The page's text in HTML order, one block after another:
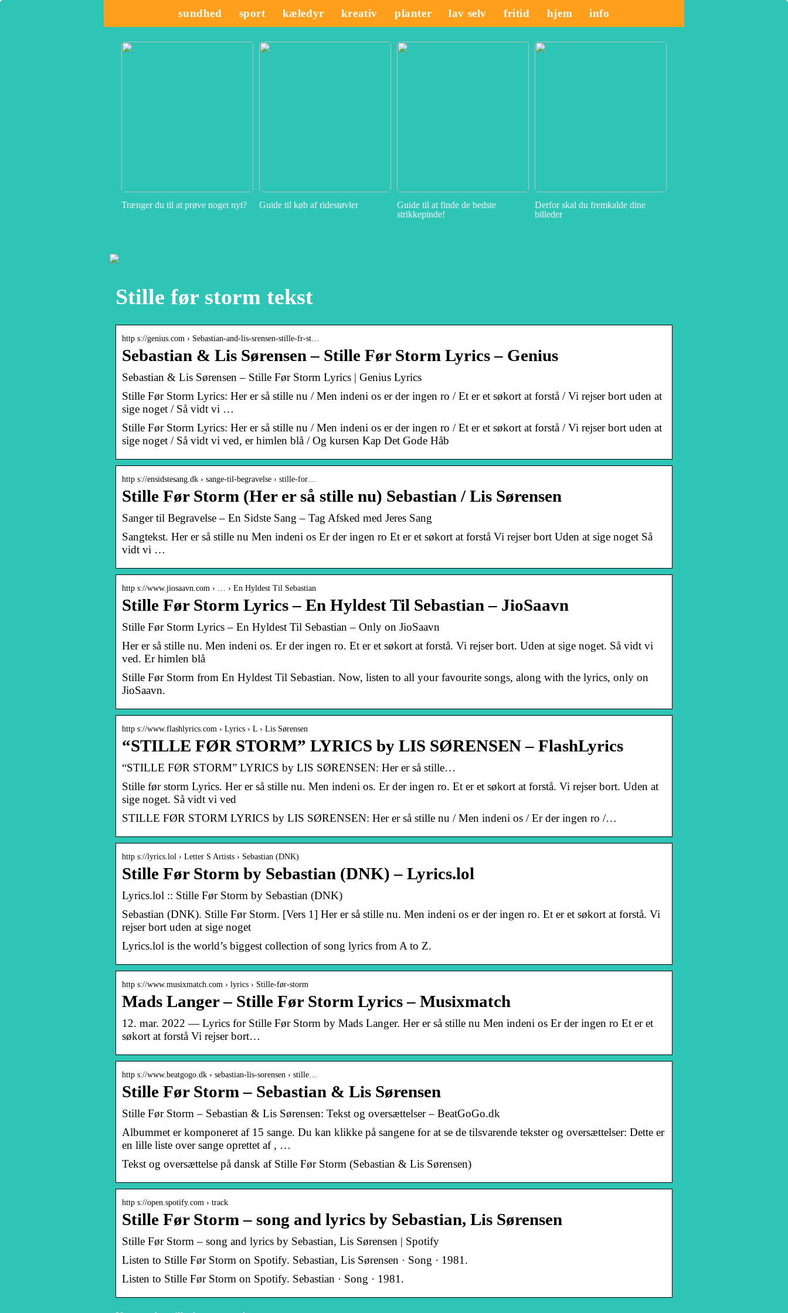
sundhed sport kæledyr kreativ planter lav selv fritid hjem info
Trænger du til at prøve noget nyt? Guide til køb af ridestøvler
Guide til at finde de bedste
strikkepinde!
Derfor skal du fremkalde dine
billeder
Stille før storm tekst
http s://genius.com › Sebastian-and-lis-srensen-stille-fr-st…
Sebastian & Lis Sørensen – Stille Før Storm Lyrics – Genius
Sebastian & Lis Sørensen – Stille Før Storm Lyrics | Genius Lyrics
Stille Før Storm Lyrics: Her er så stille nu / Men indeni os er der ingen ro / Et er et søkort at forstå / Vi rejser bort uden at
sige noget / Så vidt vi …
Stille Før Storm Lyrics: Her er så stille nu / Men indeni os er der ingen ro / Et er et søkort at forstå / Vi rejser bort uden at
sige noget / Så vidt vi ved, er himlen blå / Og kursen Kap Det Gode Håb
http s://ensidstesang.dk › sange-til-begravelse › stille-for…
Stille Før Storm (Her er så stille nu) Sebastian / Lis Sørensen
Sanger til Begravelse – En Sidste Sang – Tag Afsked med Jeres Sang
Sangtekst. Her er så stille nu Men indeni os Er der ingen ro Et er et søkort at forstå Vi rejser bort Uden at sige noget Så
vidt vi …
http s://www.jiosaavn.com › … › En Hyldest Til Sebastian
Stille Før Storm Lyrics – En Hyldest Til Sebastian – JioSaavn
Stille Før Storm Lyrics – En Hyldest Til Sebastian – Only on JioSaavn
Her er så stille nu. Men indeni os. Er der ingen ro. Et er et søkort at forstå. Vi rejser bort. Uden at sige noget. Så vidt vi
ved. Er himlen blå
Stille Før Storm from En Hyldest Til Sebastian. Now, listen to all your favourite songs, along with the lyrics, only on
JioSaavn.
http s://www.flashlyrics.com › Lyrics › L › Lis Sørensen
“STILLE FØR STORM” LYRICS by LIS SØRENSEN – FlashLyrics
“STILLE FØR STORM” LYRICS by LIS SØRENSEN: Her er så stille…
Stille før storm Lyrics. Her er så stille nu. Men indeni os. Er der ingen ro. Et er et søkort at forstå. Vi rejser bort. Uden at
sige noget. Så vidt vi ved
STILLE FØR STORM LYRICS by LIS SØRENSEN: Her er så stille nu / Men indeni os / Er der ingen ro /…
http s://lyrics.lol › Letter S Artists › Sebastian (DNK)
Stille Før Storm by Sebastian (DNK) – Lyrics.lol
Lyrics.lol :: Stille Før Storm by Sebastian (DNK)
Sebastian (DNK). Stille Før Storm. [Vers 1] Her er så stille nu. Men indeni os er der ingen ro. Et er et søkort at forstå. Vi
rejser bort uden at sige noget
Lyrics.lol is the world’s biggest collection of song lyrics from A to Z.
http s://www.musixmatch.com › lyrics › Stille-før-storm
Mads Langer – Stille Før Storm Lyrics – Musixmatch
12. mar. 2022 — Lyrics for Stille Før Storm by Mads Langer. Her er så stille nu Men indeni os Er der ingen ro Et er et
søkort at forstå Vi rejser bort…
http s://www.beatgogo.dk › sebastian-lis-sorensen › stille…
Stille Før Storm – Sebastian & Lis Sørensen
Stille Før Storm – Sebastian & Lis Sørensen: Tekst og oversættelser – BeatGoGo.dk
Albummet er komponeret af 15 sange. Du kan klikke på sangene for at se de tilsvarende tekster og oversættelser: Dette er
en lille liste over sange oprettet af , …
Tekst og oversættelse på dansk af Stille Før Storm (Sebastian & Lis Sørensen)
http s://open.spotify.com › track
Stille Før Storm – song and lyrics by Sebastian, Lis Sørensen
Stille Før Storm – song and lyrics by Sebastian, Lis Sørensen | Spotify
Listen to Stille Før Storm on Spotify. Sebastian, Lis Sørensen · Song · 1981.
Listen to Stille Før Storm on Spotify. Sebastian · Song · 1981.